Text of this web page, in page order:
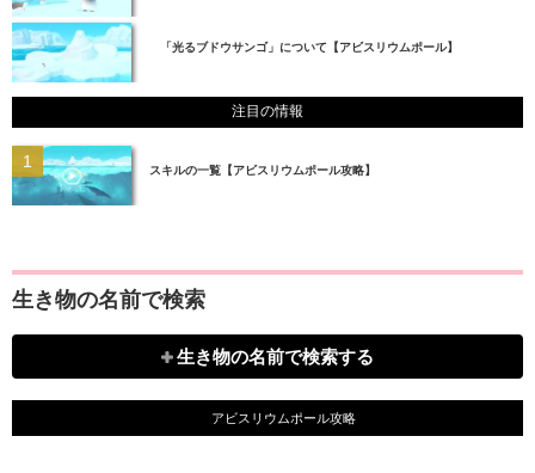
「光るブドウサンゴ」について【アビスリウムポール】
注目の情報
スキルの一覧【アビスリウムポール攻略】
生き物の名前で検索
生き物の名前で検索する
アビスリウムポール攻略